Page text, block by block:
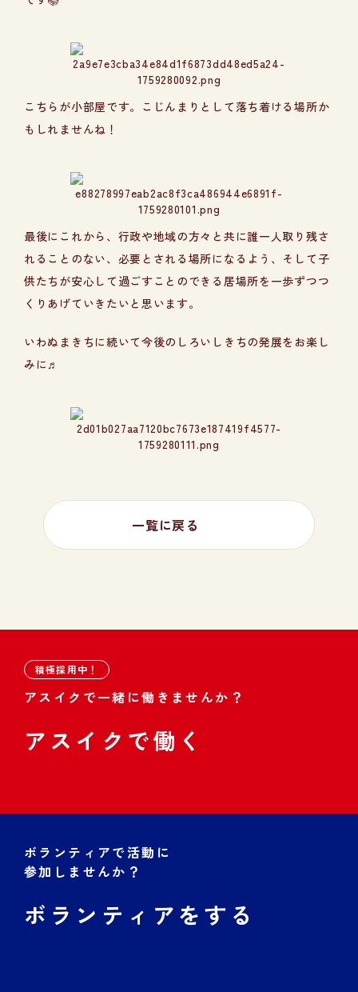
こちらが小部屋です。こじんまりとして落ち着ける場所か
もしれませんね！
最後にこれから、行政や地域の方々と共に誰一人取り残さ
れることのない、必要とされる場所になるよう、そして子
供たちが安心して過ごすことのできる居場所を一歩ずつつ
くりあげていきたいと思います。
いわぬまきちに続いて今後のしろいしきちの発展をお楽し
みに♬
一覧に戻る
積極採用中！
アスイクで一緒に働きませんか？
アスイクで働く
ボランティアで活動に
参加しませんか？
ボランティアをする